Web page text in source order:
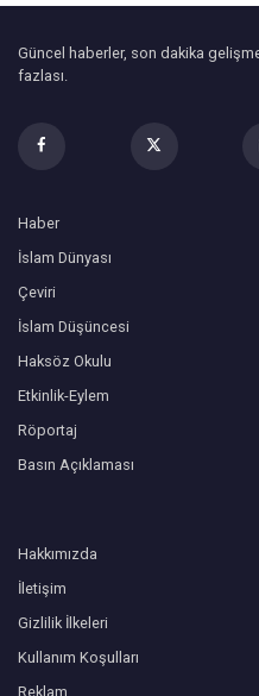
Güncel haberler, son dakika
fazlası.
Haber
İslam Dünyası
Çeviri
İslam Düşüncesi
Haksöz Okulu
Etkinlik-Eylem
Röportaj
Basın Açıklaması
Hakkımızda
İletişim
Gizlilik İlkeleri
Kullanım Koşulları
Reklam